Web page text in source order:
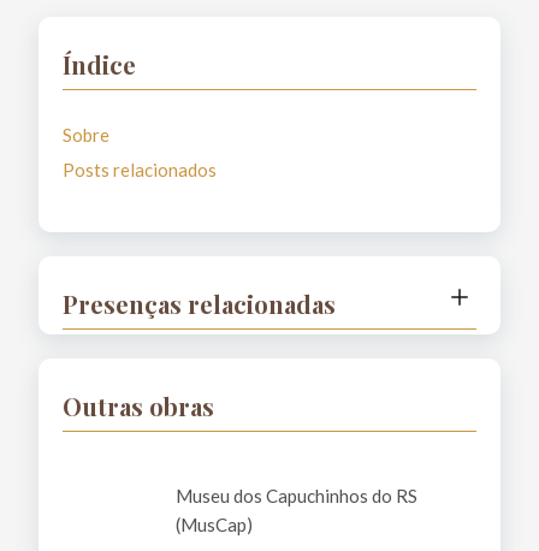
Índice
Sobre
Posts relacionados
Presenças relacionadas
Geral
Outras obras
Museu dos Capuchinhos do RS
(MusCap)